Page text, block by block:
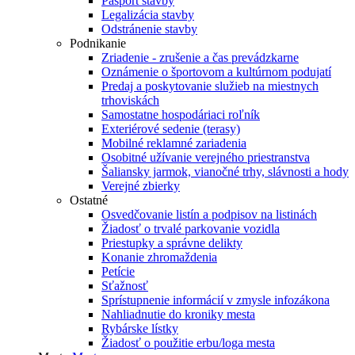
Legalizácia stavby
Odstránenie stavby
Podnikanie
Zriadenie - zrušenie a čas prevádzkarne
Oznámenie o športovom a kultúrnom podujatí
Predaj a poskytovanie služieb na miestnych
trhoviskách
Samostatne hospodáriaci roľník
Exteriérové sedenie (terasy)
Mobilné reklamné zariadenia
Osobitné užívanie verejného priestranstva
Šaliansky jarmok, vianočné trhy, slávnosti a hody
Verejné zbierky
Ostatné
Osvedčovanie listín a podpisov na listinách
Žiadosť o trvalé parkovanie vozidla
Priestupky a správne delikty
Konanie zhromaždenia
Petície
Sťažnosť
Sprístupnenie informácií v zmysle infozákona
Nahliadnutie do kroniky mesta
Rybárske lístky
Žiadosť o použitie erbu/loga mesta